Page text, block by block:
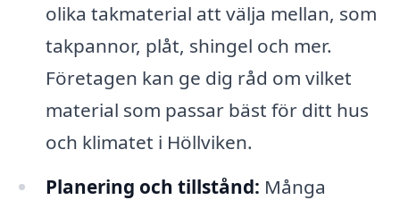
olika takmaterial att välja mellan, som
takpannor, plåt, shingel och mer.
Företagen kan ge dig råd om vilket
material som passar bäst för ditt hus
och klimatet i Höllviken.
Planering och tillstånd: Många